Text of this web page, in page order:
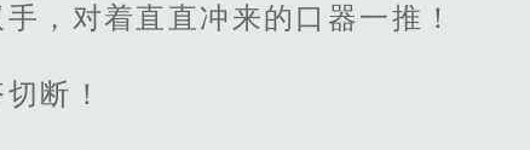
，对着直直冲来的口器一推！
断！